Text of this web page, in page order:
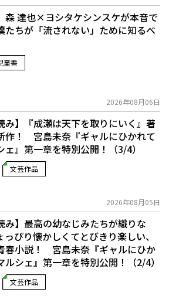
森 達也×ヨシタケシンスケが本音で
たちが「流されない」ために知るべ
童書
2026年08月06日
み】『成瀬は天下を取りにいく』著
作！ 宮島未奈『ギャルにひかれて
ェ』第一章を特別公開！（3/4）
文芸作品
2026年08月05日
み】最高の幼なじみたちが織りな
っぴり懐かしくてとびきり楽しい、
春小説！ 宮島未奈『ギャルにひか
ルシェ』第一章を特別公開！（2/4）
文芸作品